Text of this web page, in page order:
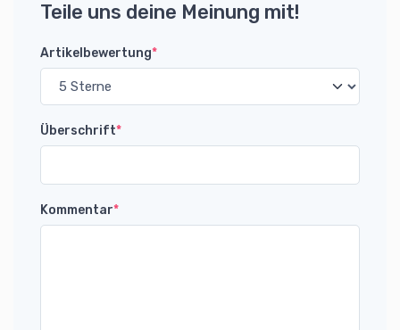
Teile uns deine Meinung mit!
Artikelbewertung*
Überschrift*
Kommentar*